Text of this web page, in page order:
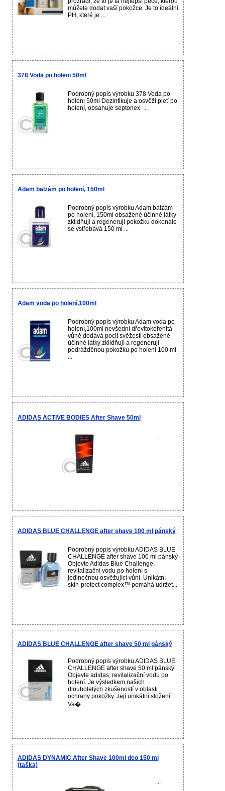
můžete dodat vaší pokožce. Je to ideální
PH, které je ...
378 Voda po holeni 50ml
Podrobný popis výrobku 378 Voda po
holeni 50ml Dezinfikuje a osvěží pleť po
holení, obsahuje septonex. ...
Adam balzám po holení, 150ml
Podrobný popis výrobku Adam balzám
po holení, 150ml obsažené účinné látky
zklidňují a regenerují pokožku dokonale
se vstřebává 150 ml ...
Adam voda po holení,100ml
Podrobný popis výrobku Adam voda po
holení,100ml nevšední dřevitokořenitá
vůně dodává pocit svěžesti obsažené
účinné látky zklidňují a regenerují
podrážděnou pokožku po holení 100 ml
...
ADIDAS ACTIVE BODIES After Shave 50ml
...
ADIDAS BLUE CHALLENGE after shave 100 ml pánský
Podrobný popis výrobku ADIDAS BLUE
CHALLENGE after shave 100 ml pánský
Objevte Adidas Blue Challenge,
revitalizační vodu po holení s
jedinečnou osvěžující vůní. Unikátní
skin-protect complex™ pomáhá udržet...
ADIDAS BLUE CHALLENGE after shave 50 ml pánský
Podrobný popis výrobku ADIDAS BLUE
CHALLENGE after shave 50 ml pánský
Objevte adidas, revitalizační vodu po
holení. Je výsledkem našich
dlouholetých zkušeností v oblasti
ochrany pokožky. Její unikátní složení
Va�...
ADIDAS DYNAMIC After Shave 100ml deo 150 ml
(taška)
...